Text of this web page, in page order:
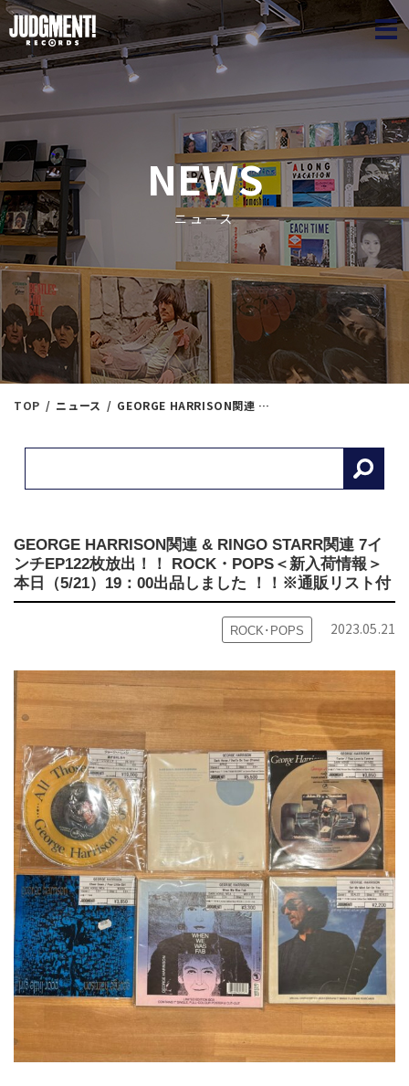
NEWS
ニュース
TOP ニュース GEORGE HARRISON関連 & RINGO STARR関連 7インチEP122枚放出！！ ROCK・POPS＜新入荷情報＞ 本日（5/21）19：00出品しました ！！※通販リスト付
GEORGE HARRISON関連 & RINGO STARR関連 7イ
ンチEP122枚放出！！ ROCK・POPS＜新入荷情報＞
本日（5/21）19：00出品しました ！！※通販リスト付
ROCK･POPS 2023.05.21